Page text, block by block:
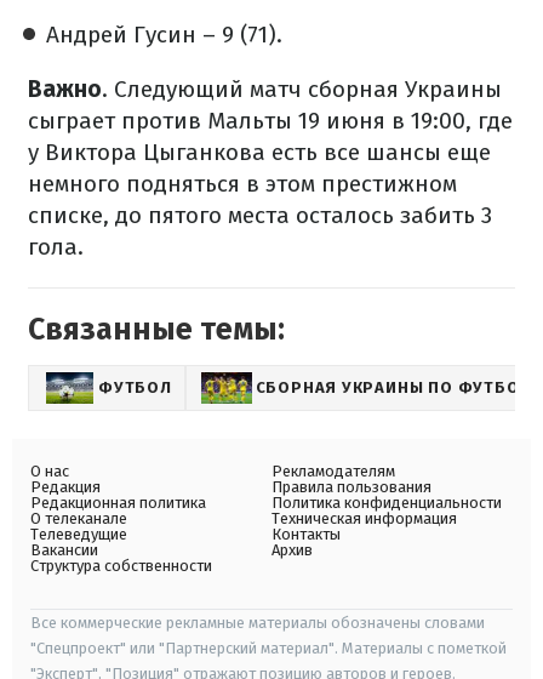
Андрей Гусин – 9 (71).
Важно. Следующий матч сборная Украины
сыграет против Мальты 19 июня в 19:00, где
у Виктора Цыганкова есть все шансы еще
немного подняться в этом престижном
списке, до пятого места осталось забить 3
гола.
Связанные темы:
ФУТБОЛ СБОРНАЯ УКРАИНЫ ПО ФУТБОЛУ
О нас
Редакция
Редакционная политика
О телеканале
Телеведущие
Вакансии
Структура собственности
Рекламодателям
Правила пользования
Политика конфиденциальности
Техническая информация
Контакты
Архив
Все коммерческие рекламные материалы обозначены словами
"Спецпроект" или "Партнерский материал". Материалы с пометкой
"Эксперт", "Позиция" отражают позицию авторов и героев.